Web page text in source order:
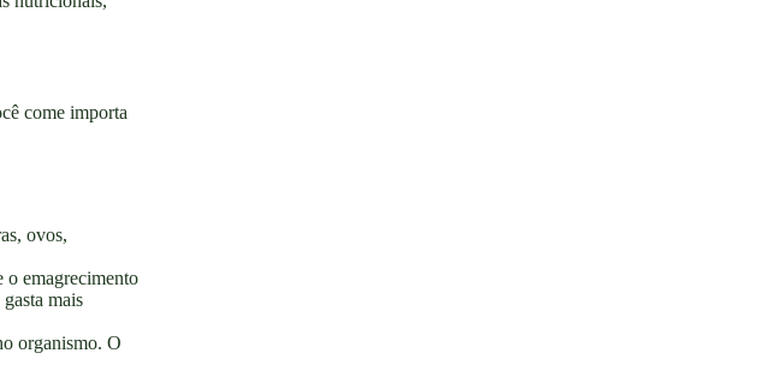
come importa
ovos,
o emagrecimento
mais
organismo. O